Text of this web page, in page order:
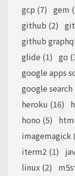
gcp (7) gem
github (2)
github
glide (1) go
google apps
google
heroku (16)
hono (5)
imagemagick
iterm2 (1)
linux (2)